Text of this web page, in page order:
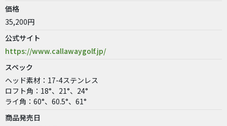
価格
35,200円
公式サイト
https://www.callawaygolf.jp/
スペック
ヘッド素材：17-4ステンレス
ロフト角：18°、21°、24°
ライ角：60°、60.5°、61°
商品発売日